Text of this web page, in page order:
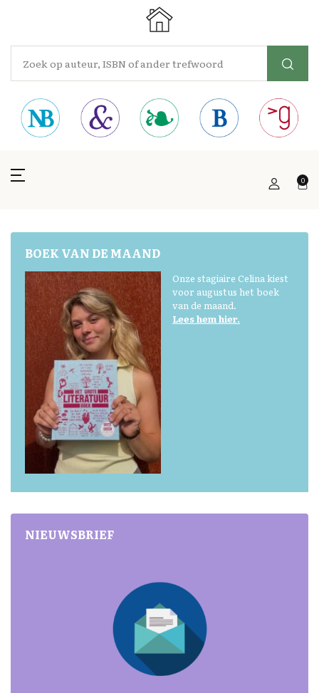
0
BOEK VAN DE MAAND
Onze stagiaire Celina kiest
voor augustus het boek
van de maand.
Lees hem hier.
NIEUWSBRIEF